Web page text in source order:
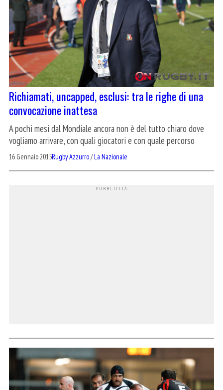
Richiamati, uncapped, esclusi: tra le righe di una
convocazione inattesa
A pochi mesi dal Mondiale ancora non è del tutto chiaro dove
vogliamo arrivare, con quali giocatori e con quale percorso
16 Gennaio 2015Rugby Azzurro/La Nazionale